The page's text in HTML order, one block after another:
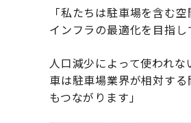
「私たちは駐車場を含む
インフラの最適化を目指し
人口減少によって使われ
車は駐車場業界が相対す
もつながります」